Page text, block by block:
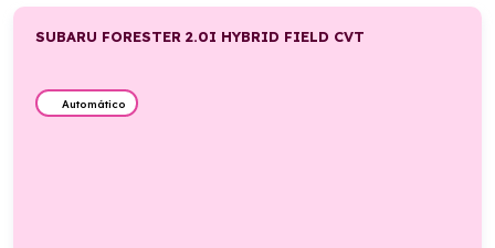
SUBARU FORESTER 2.0I HYBRID FIELD CVT
Automático